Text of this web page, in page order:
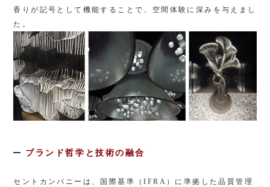
香りが記号として機能することで、空間体験に深みを与えまし
た。
ブランド哲学と技術の融合
セントカンパニーは、国際基準（IFRA ）に準拠した品質管理